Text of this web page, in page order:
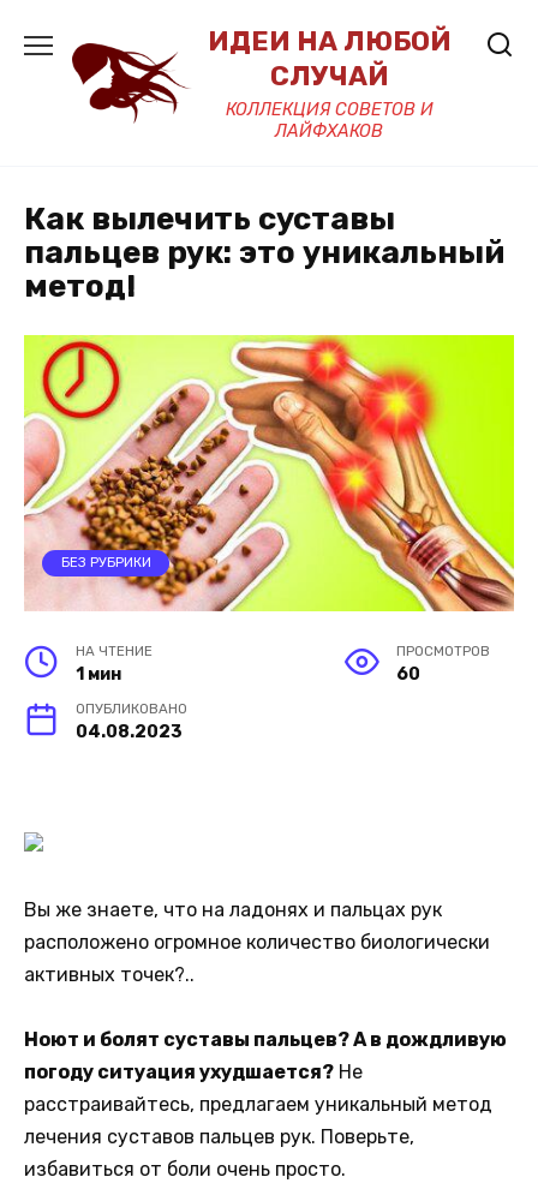
содержанию
ИДЕИ НА ЛЮБОЙ
СЛУЧАЙ
КОЛЛЕКЦИЯ СОВЕТОВ И
ЛАЙФХАКОВ
Как вылечить суставы
пальцев рук: это уникальный
метод!
БЕЗ РУБРИКИ
НА ЧТЕНИЕ
1 мин
ПРОСМОТРОВ
60
ОПУБЛИКОВАНО
04.08.2023
Вы же знаете, что на ладонях и пальцах рук
расположено огромное количество биологически
активных точек?..
Ноют и болят суставы пальцев? А в дождливую
погоду ситуация ухудшается? Не
расстраивайтесь, предлагаем уникальный метод
лечения суставов пальцев рук. Поверьте,
избавиться от боли очень просто.